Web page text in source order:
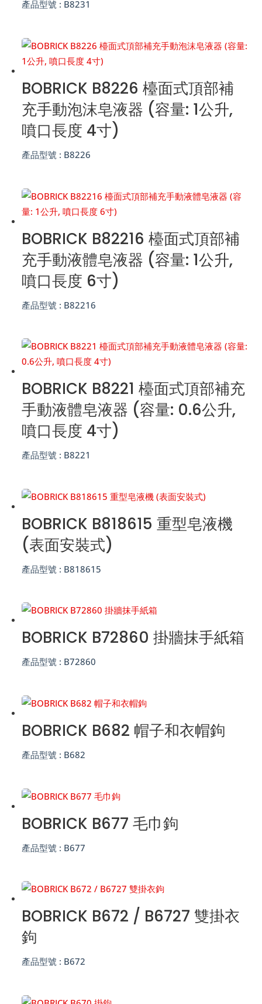
產品型號 : B8231
BOBRICK B8226 檯面式頂部補
充手動泡沫皂液器 (容量: 1公升,
噴口長度 4寸)
產品型號 : B8226
BOBRICK B82216 檯面式頂部補
充手動液體皂液器 (容量: 1公升,
噴口長度 6寸)
產品型號 : B82216
BOBRICK B8221 檯面式頂部補充
手動液體皂液器 (容量: 0.6公升,
噴口長度 4寸)
產品型號 : B8221
BOBRICK B818615 重型皂液機
(表面安裝式)
產品型號 : B818615
BOBRICK B72860 掛牆抹手紙箱
產品型號 : B72860
BOBRICK B682 帽子和衣帽鉤
產品型號 : B682
BOBRICK B677 毛巾鉤
產品型號 : B677
BOBRICK B672 / B6727 雙掛衣
鉤
產品型號 : B672